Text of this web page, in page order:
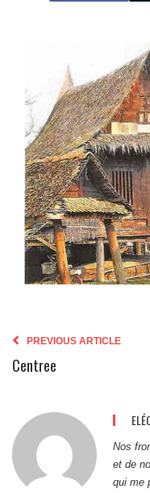
PREVIOUS ARTICLE
Centree
Nos
et de
qui me